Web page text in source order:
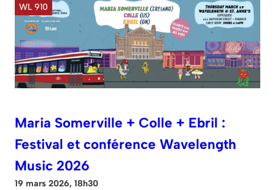
WL 910
Maria Somerville + Colle + Ebril :
Festival et conférence Wavelength
Music 2026
19 mars 2026, 18h30